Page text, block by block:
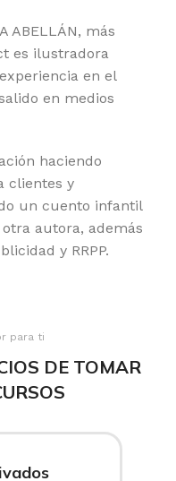
ABELLÁN, más
es ilustradora
en el
en medios
haciendo
clientes y
un cuento infantil
autora, además
y RRPP.
para ti
DE TOMAR